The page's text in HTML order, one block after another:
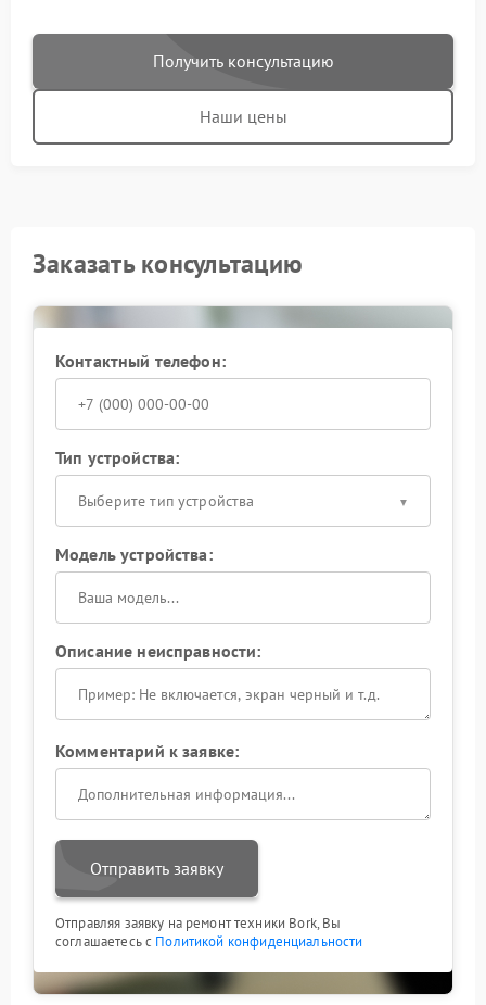
Получить консультацию
Наши цены
Заказать консультацию
Контактный телефон:
Тип устройства:
Выберите тип устройства
Модель устройства:
Описание неисправности:
Комментарий к заявке:
Отправить заявку
Отправляя заявку на ремонт техники Bork, Вы
соглашаетесь с Политикой конфиденциальности